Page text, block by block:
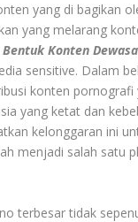
yang di bagikan
yang melarang
Konten Dewasa
sensitive. Dalam
konten
yang ketat dan
kelonggaran ini
menjadi salah satu
terbesar tidak